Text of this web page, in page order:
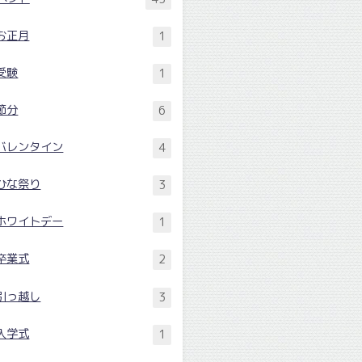
正月 1
験 1
分 6
レンタイン 4
な祭り 3
ワイトデー 1
業式 2
っ越し 3
学式 1